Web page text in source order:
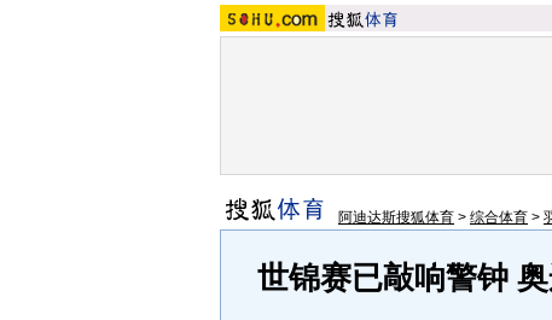
阿迪达斯搜狐体育 > 综合体育 >
世锦赛已敲响警钟